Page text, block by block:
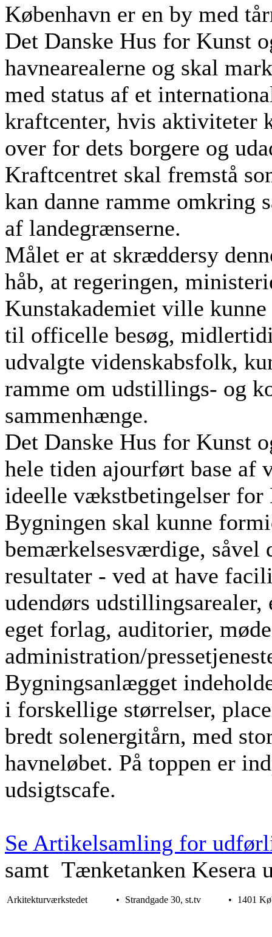
København er en by med
Det Danske Hus for Kunst
havnearealerne og skal
med status af et
kraftcenter, hvis aktiviteter
over for dets borgere og
Kraftcentret skal fremstå
kan danne ramme omkring
af landegrænserne.
Målet er at skræddersy
håb, at regeringen,
Kunstakademiet ville
til officelle besøg,
udvalgte videnskabsfolk,
ramme om udstillings- og
sammenhænge.
Det Danske Hus for Kunst
hele tiden ajourført base af
ideelle vækstbetingelser for
Bygningen skal kunne
bemærkelsesværdige, såvel
resultater - ved at have
udendørs
eget forlag, auditorier,
administration/
Bygningsanlægget
i forskellige størrelser,
bredt solenergitårn, med
havneløbet. På toppen er
udsigtscafe.
Se Artikelsamling for
samt Tænketanken Kesera
Arkitekturværkstedet • Strandgade 30, st.tv • 1401